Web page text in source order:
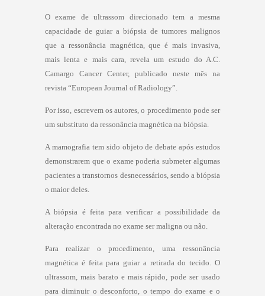
O exame de ultrassom direcionado tem a mesma
capacidade de guiar a biópsia de tumores malignos
que a ressonância magnética, que é mais invasiva,
mais lenta e mais cara, revela um estudo do A.C.
Camargo Cancer Center, publicado neste mês na
revista “European Journal of Radiology”.
Por isso, escrevem os autores, o procedimento pode ser
um substituto da ressonância magnética na biópsia.
A mamografia tem sido objeto de debate após estudos
demonstrarem que o exame poderia submeter algumas
pacientes a transtornos desnecessários, sendo a biópsia
o maior deles.
A biópsia é feita para verificar a possibilidade da
alteração encontrada no exame ser maligna ou não.
Para realizar o procedimento, uma ressonância
magnética é feita para guiar a retirada do tecido. O
ultrassom, mais barato e mais rápido, pode ser usado
para diminuir o desconforto, o tempo do exame e o